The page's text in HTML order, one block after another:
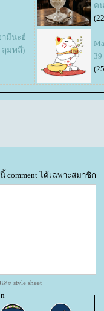
ค
มีนะฮ์
ลุมพลี)
comment ได้เฉพาะสมาชิก
ะ style sheet